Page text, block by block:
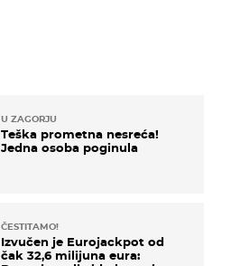
U ZAGORJU
Teška prometna nesreća!
Jedna osoba poginula
ČESTITAMO!
Izvučen je Eurojackpot od
čak 32,6 milijuna eura: